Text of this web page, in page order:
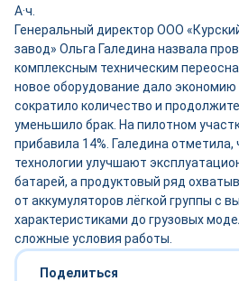
А·ч.
Генеральный директор ООО
завод» Ольга Галедина назвала
комплексным техническим
новое оборудование дало экономию
сократило количество и
уменьшило брак. На пилотном
прибавила 14%. Галедина
технологии улучшают
батарей, а продуктовый ряд
от аккумуляторов лёгкой группы с
характеристиками до грузовых
сложные условия работы.
Поделиться